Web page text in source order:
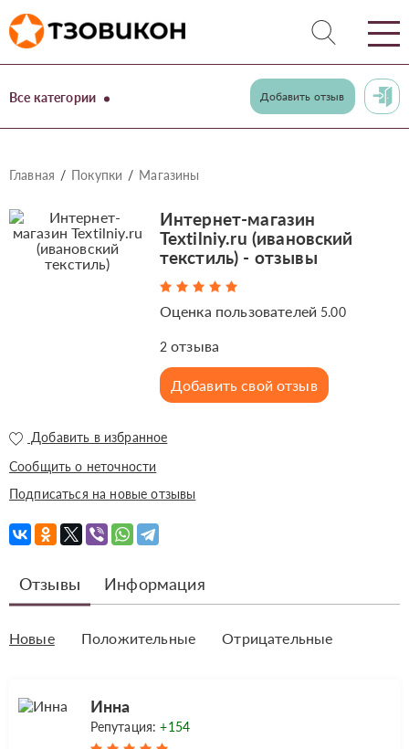
Все категории Добавить отзыв
Главная Покупки Магазины
Интернет-магазин
Textilniy.ru (ивановский
текстиль) - отзывы
Оценка пользователей 5.00
2 отзыва
Добавить свой отзыв
Добавить в избранное
Сообщить о неточности
Подписаться на новые отзывы
Отзывы Информация
Новые Положительные Отрицательные
Инна
Репутация:+154